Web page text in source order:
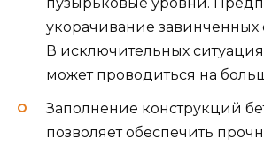
укорачивание завинченных
В исключительных
может проводиться на
Заполнение конструкций
позволяет обеспечить